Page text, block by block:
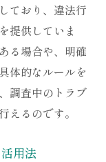
レンタル相談
GPSレンタ
フターサポ
後悔しない
ており、違法行
提供していま
る場合や、明確
体的なルールを
調査中のトラブ
えるのです。
用法